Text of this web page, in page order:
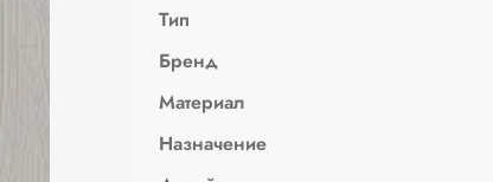
Тип
Бренд
Материал
Назначение